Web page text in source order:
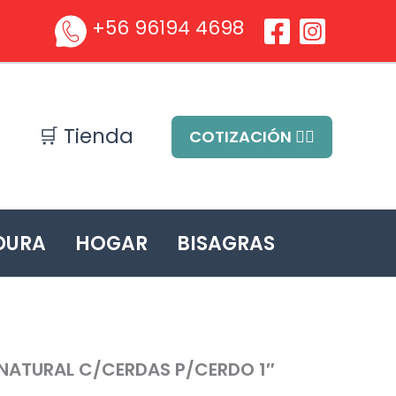
+56 96194 4698
🛒 Tienda COTIZACIÓN ✍🏻
HOGAR BISAGRAS
C/CERDAS P/CERDO 1″